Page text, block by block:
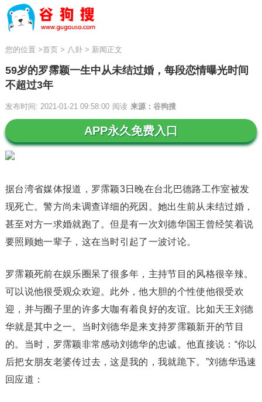
您的位置 >首页> 八卦> 新闻正文
59岁的罗霈颖一生中从未结过婚，每段恋情曝光时间
不超过3年
发布时间: 2021-01-21 09:58:00 来源：谷狗搜
阅读
APP永久免费入口
据台湾省媒体报道，罗霈颖3日晚在台北巴德路工作室被发
现死亡。警方尚未调查详细的死因。她出生前从未结过婚，
甚至对方一求婚就跑了。但是有一次刘德华国王曾经笑着说
要照顾她一辈子，这在当时引起了一波讨论。
罗霈颖死前在娱乐圈呆了很多年，主持节目的风格很辛辣。
可以说他很受观众欢迎。此外，他大胆的个性使他很受欢
迎，并与圈子里的许多大咖有着良好的友谊。比如天王刘德
华就是其中之一。当时刘德华是来支持罗霈颖新开的节目
的。当时，罗霈颖非常感动刘德华的忠诚。他直接说：“你以
后把女朋友老婆传过去，这是我的，我就跪下。”刘德华迅速
回应道：